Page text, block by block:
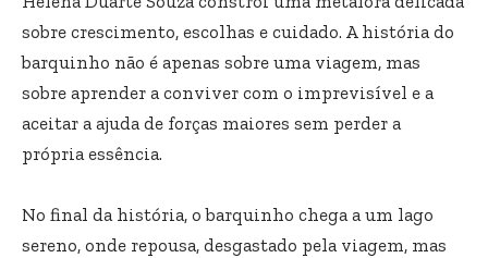
sobre crescimento, escolhas e cuidado. A história do
barquinho não é apenas sobre uma viagem, mas
sobre aprender a conviver com o imprevisível e a
aceitar a ajuda de forças maiores sem perder a
própria essência.
No final da história, o barquinho chega a um lago
sereno, onde repousa, desgastado pela viagem, mas